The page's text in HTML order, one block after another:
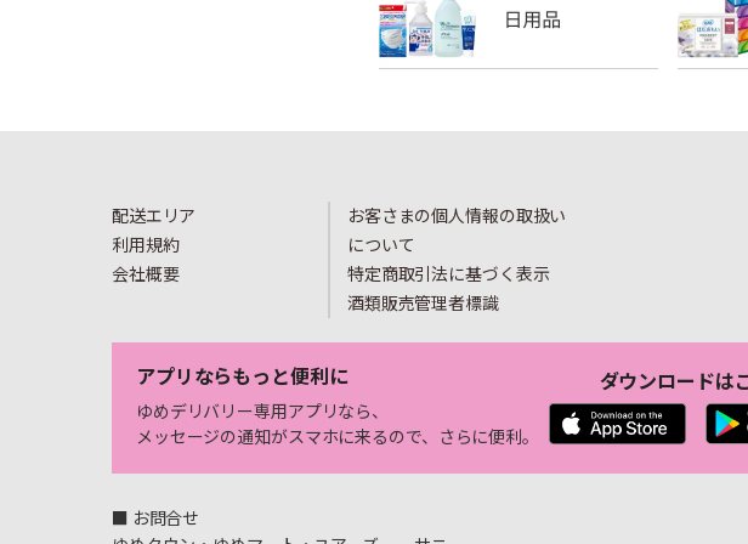
配送エリア
利用規約
会社概要
お客さまの個人情報の取扱い
について
特定商取引法に基づく表示
酒類販売管理者標識
アプリならもっと便利に
ゆめデリバリー専用アプリなら、
メッセージの通知がスマホに来るので、さらに便利。
ダウンロードは
■ お問合せ